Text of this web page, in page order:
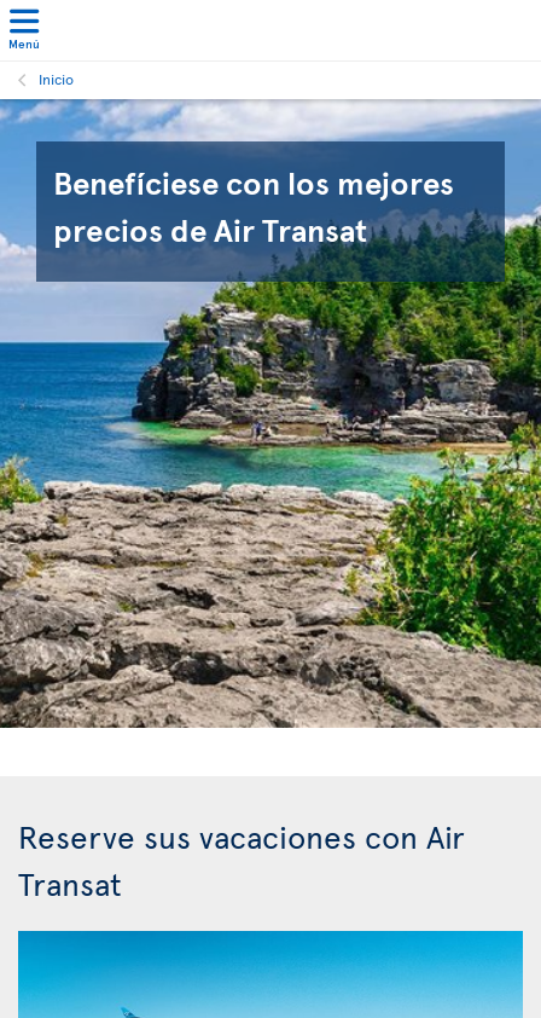
Menú
Inicio
Benefíciese con los mejores
precios de Air Transat
Reserve sus vacaciones con Air
Transat